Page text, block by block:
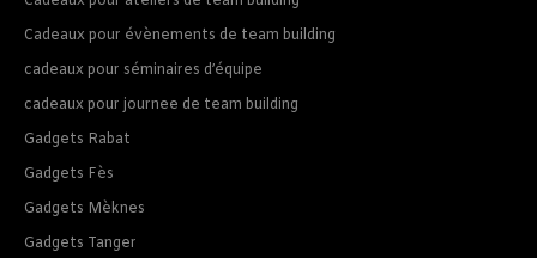
Cadeaux pour évènements de team building
cadeaux pour séminaires d’équipe
cadeaux pour journee de team building
Gadgets Rabat
Gadgets Fès
Gadgets Mèknes
Gadgets Tanger